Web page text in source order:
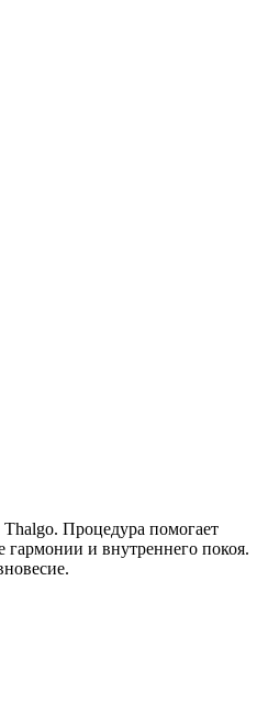
Thalgo. Процедура помогает
и внутреннего покоя.